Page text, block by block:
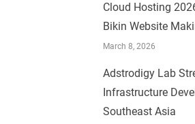
Cloud Hosting
Bikin Website
March 8, 2026
Adstrodigy Lab
Infrastructure
Southeast Asia